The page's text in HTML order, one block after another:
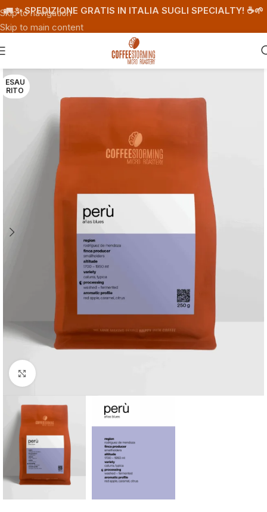
Skip to navigation
Skip to main content
🚛 ✨ SPEDIZIONE GRATIS IN ITALIA SUGLI SPECIALTY! ☕️🌱
ESAU
RITO
Clicca per ingrandire